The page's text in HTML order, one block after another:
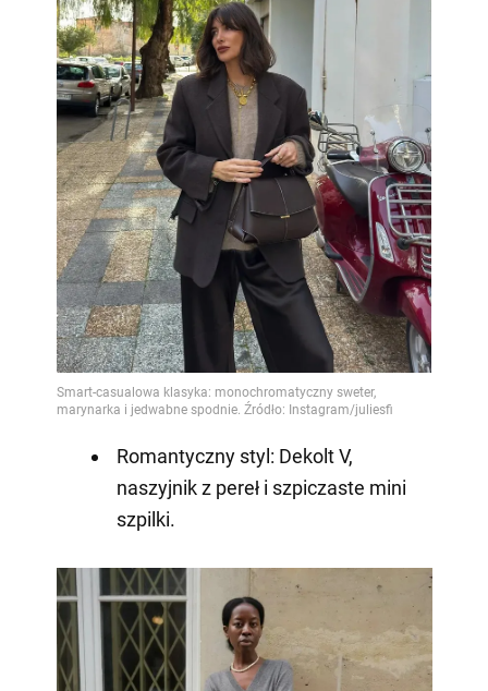
Romantyczny styl: Dekolt V,
naszyjnik z pereł i szpiczaste mini
szpilki.